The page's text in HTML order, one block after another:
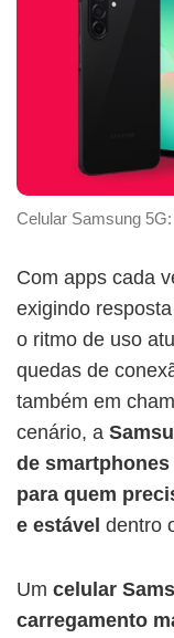
Celular Samsung
Com apps cada
exigindo
o ritmo de uso
quedas de
também em
cenário, a
de
para quem
e estável dentro
Um celular
carregamento